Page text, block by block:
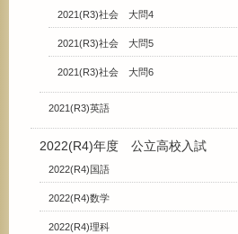
2021(R3)社会 大問4
2021(R3)社会 大問5
2021(R3)社会 大問6
2021(R3)英語
2022(R4)年度 公立高校入試
2022(R4)国語
2022(R4)数学
2022(R4)理科